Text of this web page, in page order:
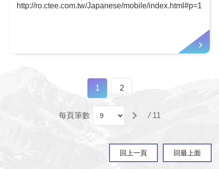
http://ro.ctee.com.tw/Japanese/mobile/index.html#p=1
1 2
每頁筆數 / 11
回上一頁 回最上面